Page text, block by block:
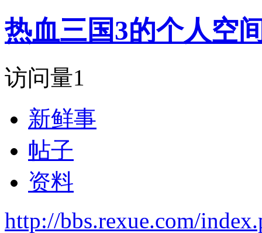
热血三国3的个人空
访问量1
新鲜事
帖子
资料
http://bbs.rexue.com/